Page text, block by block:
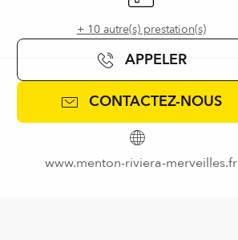
+ 10 autre(s) prestation(s)
APPELER
CONTACTEZ-NOUS
www.menton-riviera-merveilles.fr